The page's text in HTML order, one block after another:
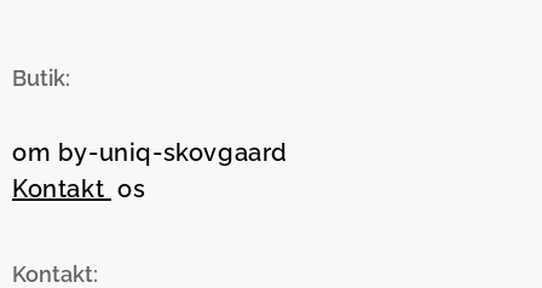
Butik:
om by-uniq-skovgaard
Kontakt os
Kontakt: